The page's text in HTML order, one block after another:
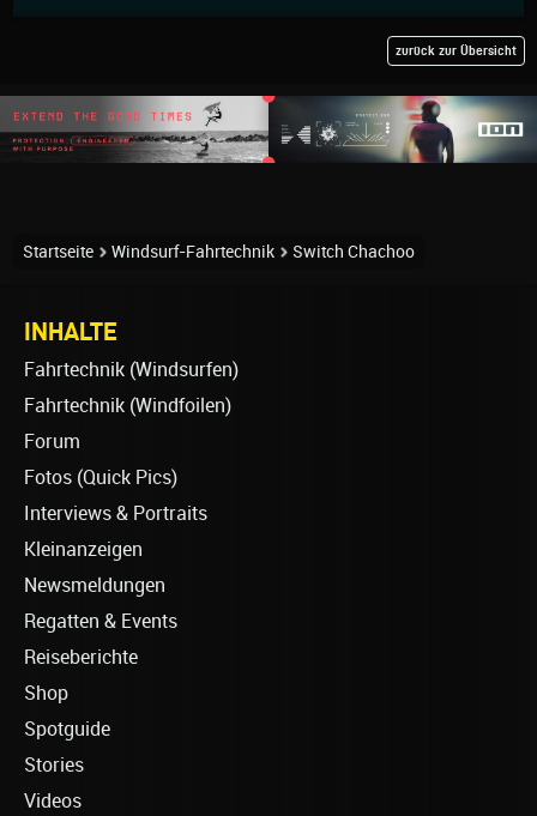
zurück zur Übersicht
Startseite Windsurf-Fahrtechnik Switch Chachoo
INHALTE
Fahrtechnik (Windsurfen)
Fahrtechnik (Windfoilen)
Forum
Fotos (Quick Pics)
Interviews & Portraits
Kleinanzeigen
Newsmeldungen
Regatten & Events
Reiseberichte
Shop
Spotguide
Stories
Videos